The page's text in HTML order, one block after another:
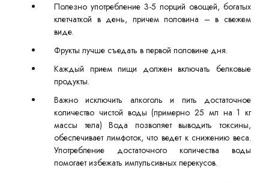
Полезно употребление 3-5 порций овощей, богатых
клетчаткой в день, причем половина – в свежем
виде.
Фрукты лучше съедать в первой половине дня.
Каждый прием пищи должен включать белковые
продукты.
Важно исключить алкоголь и пить достаточное
количество чистой воды (примерно 25 мл на 1 кг
массы тела) Вода позволяет выводить токсины,
обеспечивает лимфоток, что ведет к снижению веса.
Употребление достаточного количества воды
помогает избежать импульсивных перекусов.